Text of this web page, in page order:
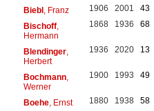
Biebl, Franz 1906 2001
43
Bischoff,
Hermann
1868 1936 68
Blendinger,
Herbert
1936 2020 13
Bochmann,
Werner
1900 1993 49
Boehe, Ernst 1880 1938
58